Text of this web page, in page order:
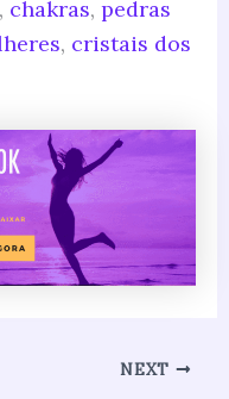
, chakras, pedras
, cristais dos
NEXT